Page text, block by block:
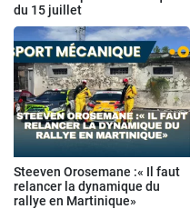
du 15 juillet
Steeven Orosemane :« Il faut
relancer la dynamique du
rallye en Martinique»